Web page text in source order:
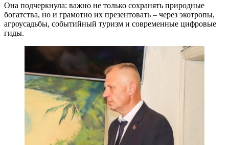
Она подчеркнула: важно не только сохранять природные
богатства, но и грамотно их презентовать – через экотропы,
агроусадьбы, событийный туризм и современные цифровые
гиды.